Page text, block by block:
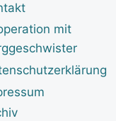
mit